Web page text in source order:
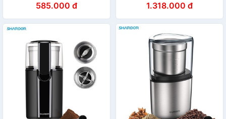
Shardor - CG515B (Bảo
hành: 1 NĂM) {CHÍNH HÃ
585.000 đ
Bảo Hành Chính Hãng 1
NĂM)
1.318.000 đ